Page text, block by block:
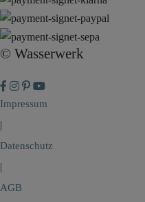
© Wasserwerk
Impressum
|
Datenschutz
|
AGB